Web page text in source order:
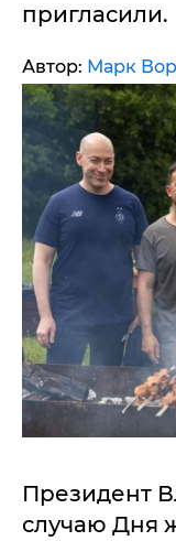
пригласили.
Автор: Марк
Президент
случаю Дня